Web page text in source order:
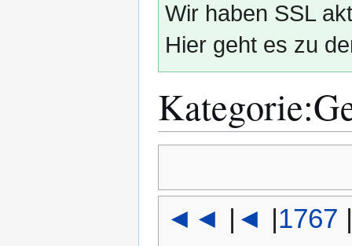
Wir haben SSL
Hier geht es zu
Kategorie:
springen
springen
◄◄ | ◄ |1767 |